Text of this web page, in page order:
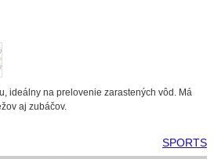
ideálny na prelovenie zarastených vôd. Má
aj zubáčov.
SPORTS